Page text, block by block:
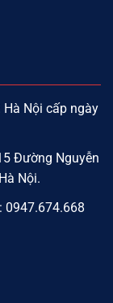
Hà Nội cấp ngày
Đường Nguyễn
Nội.
0947.674.668